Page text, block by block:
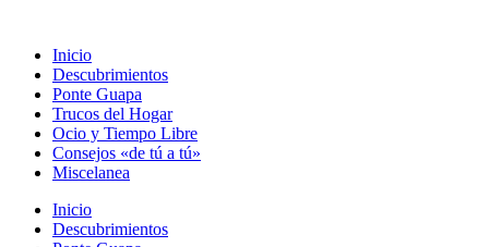
contenido
Inicio
Descubrimientos
Ponte Guapa
Trucos del Hogar
Ocio y Tiempo Libre
Consejos «de tú a tú»
Miscelanea
Inicio
Descubrimientos